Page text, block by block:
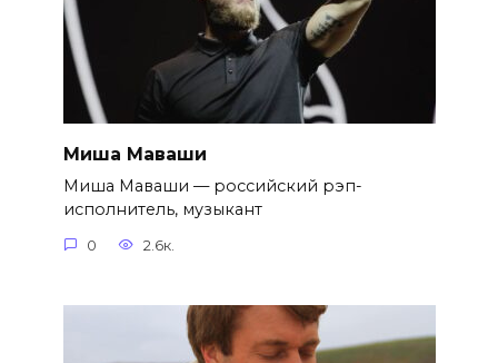
Миша Маваши
Миша Маваши — российский рэп-
исполнитель, музыкант
0 2.6к.